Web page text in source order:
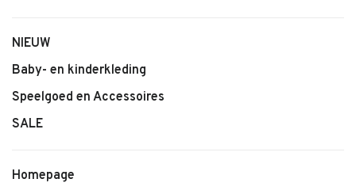
NIEUW
Baby- en kinderkleding
Speelgoed en Accessoires
SALE
Homepage